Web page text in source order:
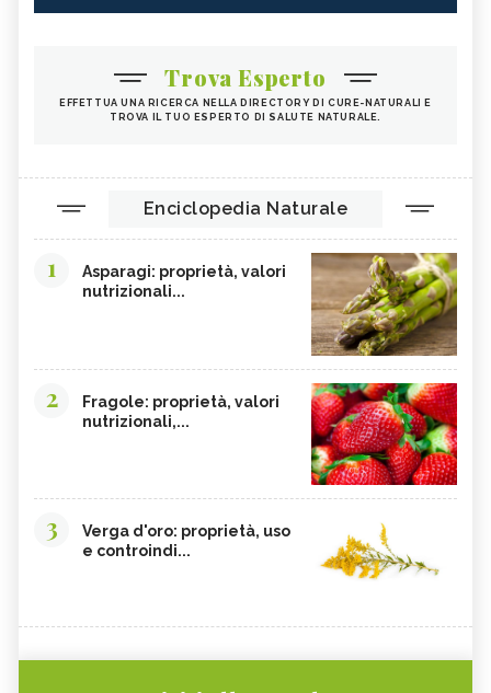
Trova Esperto
EFFETTUA UNA RICERCA NELLA DIRECTORY DI CURE-NATURALI E
TROVA IL TUO ESPERTO DI SALUTE NATURALE.
Enciclopedia Naturale
1
Asparagi: proprietà, valori
nutrizionali...
2
Fragole: proprietà, valori
nutrizionali,...
3
Verga d'oro: proprietà, uso
e controindi...